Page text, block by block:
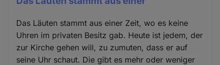
Das Läuten stammt aus einer Zeit, wo es keine
Uhren im privaten Besitz gab. Heute ist jedem, der
zur Kirche gehen will, zu zumuten, dass er auf
seine Uhr schaut. Die gibt es mehr oder weniger